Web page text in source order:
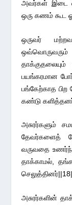
அவர்கள் இடை
ஒரு கணம் கூட
ஒருவர்
பயங்கரமான
பங்கேற்காத
கண்டு
அசுரர்களும்
தேவர்களைத்
வருவதை
தாக்காமல்,
அசுரர்களின்